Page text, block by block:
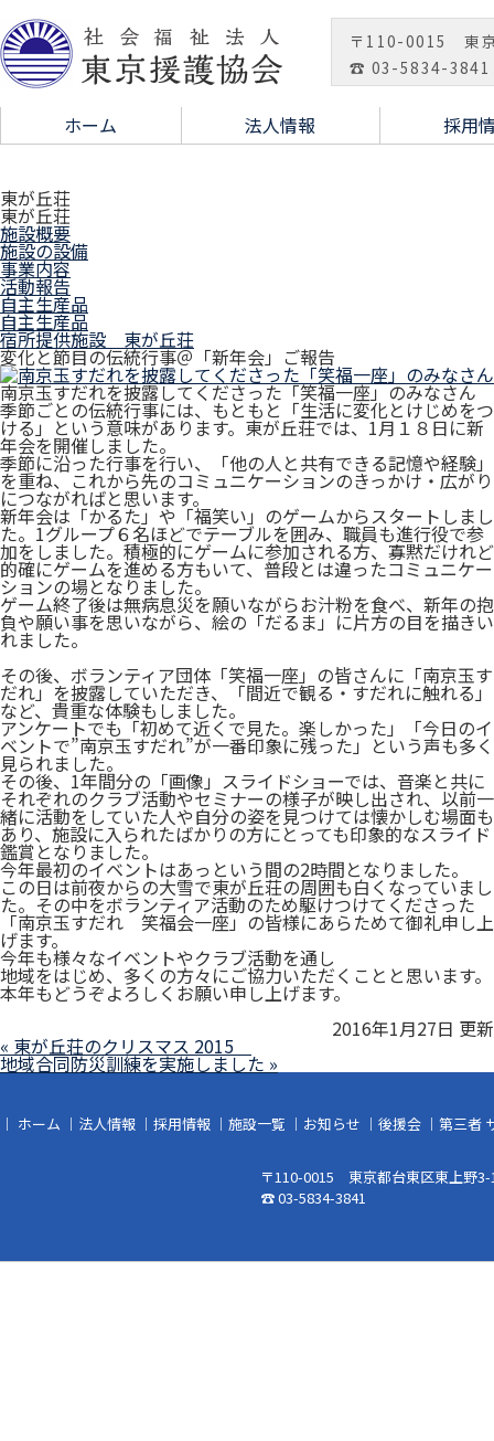
〒110-0015 東
☎ 03-5834-3841
ホーム 法人情報 採用
東が丘荘
東が丘荘
施設概要
施設の設備
事業内容
活動報告
自主生産品
自主生産品
宿所提供施設 東が丘荘
変化と節目の伝統行事＠「新年会」ご報告
南京玉すだれを披露してくださった「笑福一座」のみなさん
季節ごとの伝統行事には、もともと「生活に変化とけじめをつ
ける」という意味があります。東が丘荘では、1月１８日に新
年会を開催しました。
季節に沿った行事を行い、「他の人と共有できる記憶や経験」
を重ね、これから先のコミュニケーションのきっかけ・広がり
につながればと思います。
新年会は「かるた」や「福笑い」のゲームからスタートしまし
た。1グループ６名ほどでテーブルを囲み、職員も進行役で参
加をしました。積極的にゲームに参加される方、寡黙だけれど
的確にゲームを進める方もいて、普段とは違ったコミュニケー
ションの場となりました。
ゲーム終了後は無病息災を願いながらお汁粉を食べ、新年の抱
負や願い事を思いながら、絵の「だるま」に片方の目を描きい
れました。
その後、ボランティア団体「笑福一座」の皆さんに「南京玉す
だれ」を披露していただき、「間近で観る・すだれに触れる」
など、貴重な体験もしました。
アンケートでも「初めて近くで見た。楽しかった」「今日のイ
ベントで”南京玉すだれ”が一番印象に残った」という声も多く
見られました。
その後、1年間分の「画像」スライドショーでは、音楽と共に
それぞれのクラブ活動やセミナーの様子が映し出され、以前一
緒に活動をしていた人や自分の姿を見つけては懐かしむ場面も
あり、施設に入られたばかりの方にとっても印象的なスライド
鑑賞となりました。
今年最初のイベントはあっという間の2時間となりました。
この日は前夜からの大雪で東が丘荘の周囲も白くなっていまし
た。その中をボランティア活動のため駆けつけてくださった
「南京玉すだれ 笑福会一座」の皆様にあらためて御礼申し上
げます。
今年も様々なイベントやクラブ活動を通し
地域をはじめ、多くの方々にご協力いただくことと思います。
本年もどうぞよろしくお願い申し上げます。
2016年1月27日 更新
« 東が丘荘のクリスマス 2015
地域合同防災訓練を実施しました »
｜ ホーム ｜ 法人情報 ｜ 採用情報 ｜ 施設一覧 ｜ お知らせ ｜ 後援会 ｜ 第三者
〒110-0015 東京都台東区東上野3-
☎ 03-5834-3841